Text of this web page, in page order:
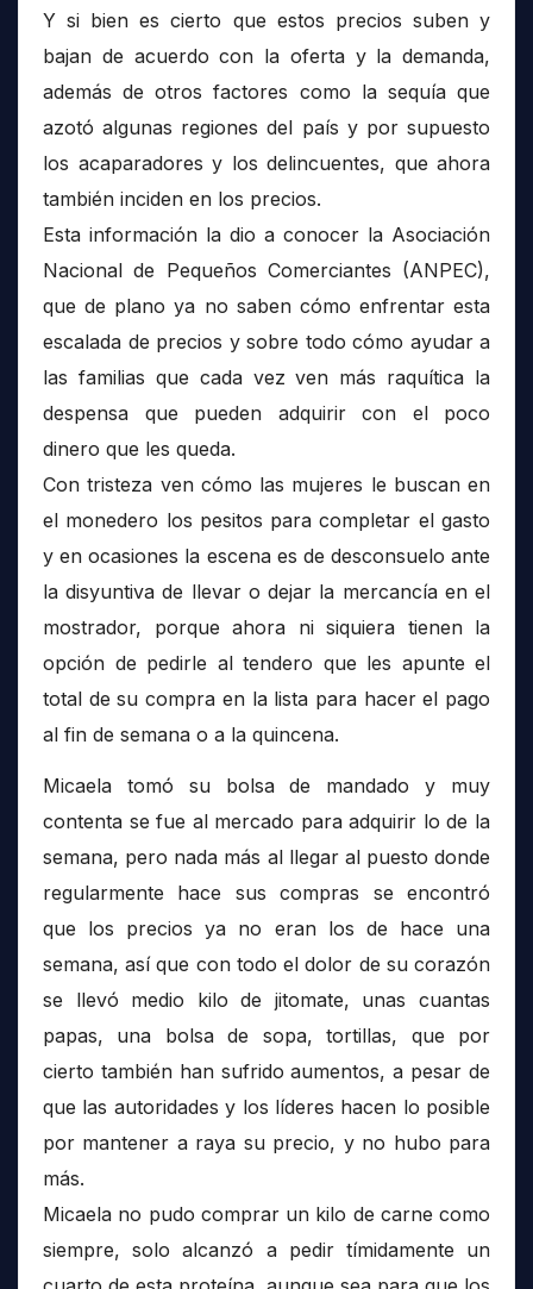
Y si bien es cierto que estos precios suben y
bajan de acuerdo con la oferta y la demanda,
además de otros factores como la sequía que
azotó algunas regiones del país y por supuesto
los acaparadores y los delincuentes, que ahora
también inciden en los precios.
Esta información la dio a conocer la Asociación
Nacional de Pequeños Comerciantes (ANPEC),
que de plano ya no saben cómo enfrentar esta
escalada de precios y sobre todo cómo ayudar a
las familias que cada vez ven más raquítica la
despensa que pueden adquirir con el poco
dinero que les queda.
Con tristeza ven cómo las mujeres le buscan en
el monedero los pesitos para completar el gasto
y en ocasiones la escena es de desconsuelo ante
la disyuntiva de llevar o dejar la mercancía en el
mostrador, porque ahora ni siquiera tienen la
opción de pedirle al tendero que les apunte el
total de su compra en la lista para hacer el pago
al fin de semana o a la quincena.
Micaela tomó su bolsa de mandado y muy
contenta se fue al mercado para adquirir lo de la
semana, pero nada más al llegar al puesto donde
regularmente hace sus compras se encontró
que los precios ya no eran los de hace una
semana, así que con todo el dolor de su corazón
se llevó medio kilo de jitomate, unas cuantas
papas, una bolsa de sopa, tortillas, que por
cierto también han sufrido aumentos, a pesar de
que las autoridades y los líderes hacen lo posible
por mantener a raya su precio, y no hubo para
más.
Micaela no pudo comprar un kilo de carne como
siempre, solo alcanzó a pedir tímidamente un